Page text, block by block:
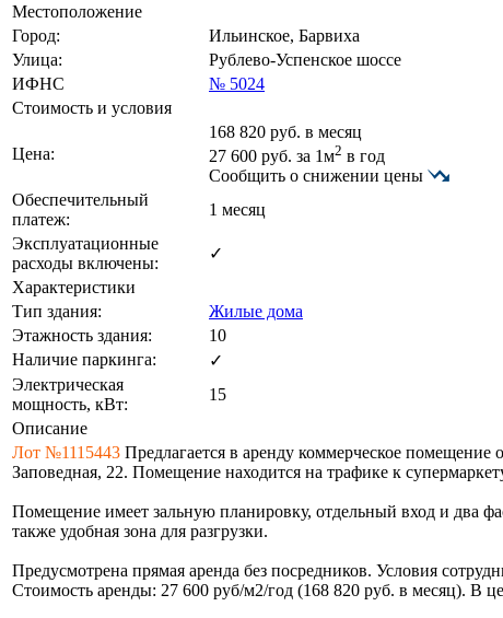
Местоположение
Город:
Ильинское, Барвиха
Улица:
Рублево-Успенское шоссе
ИФНС
№ 5024
Стоимость и условия
Цена:
168 820 руб. в месяц
27 600 руб. за 1м2 в год
Сообщить о снижении цены
Обеспечительный
платеж:
1 месяц
Эксплуатационные
расходы включены:
✓
Характеристики
Тип здания:
Жилые дома
Этажность здания:
10
Наличие паркинга:
✓
Электрическая
мощность, кВт:
15
Описание
Лот №1115443 Предлагается в аренду коммерческое
Заповедная, 22. Помещение находится на трафике к
Помещение имеет зальную планировку, отдельный вход и два
также удобная зона для разгрузки.
Предусмотрена прямая аренда без посредников. Условия
Стоимость аренды: 27 600 руб/м2/год (168 820 руб. в месяц). В